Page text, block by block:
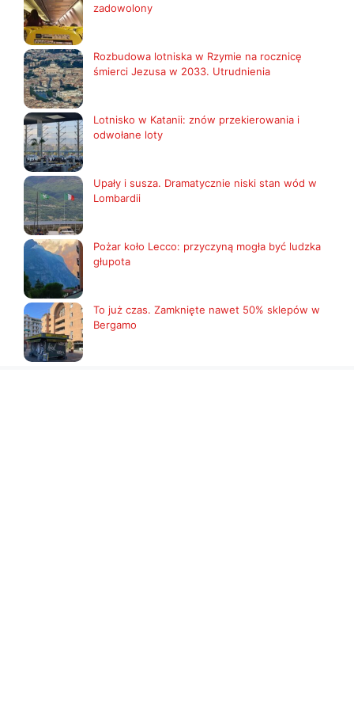
zadowolony
Rozbudowa lotniska w Rzymie na rocznicę
śmierci Jezusa w 2033. Utrudnienia
Lotnisko w Katanii: znów przekierowania i
odwołane loty
Upały i susza. Dramatycznie niski stan wód w
Lombardii
Pożar koło Lecco: przyczyną mogła być ludzka
głupota
To już czas. Zamknięte nawet 50% sklepów w
Bergamo